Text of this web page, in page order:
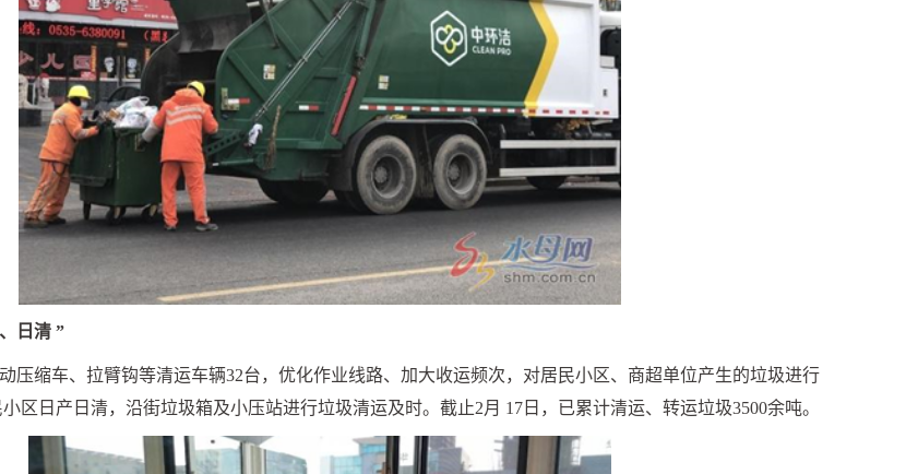
日清 ”
压缩车、拉臂钩等清运车辆32台，优化作业线路、加大收运频次，对居民小区、商超单位产生的垃圾进行
区日产日清，沿街垃圾箱及小压站进行垃圾清运及时。截止2月 17日，已累计清运、转运垃圾3500余吨。